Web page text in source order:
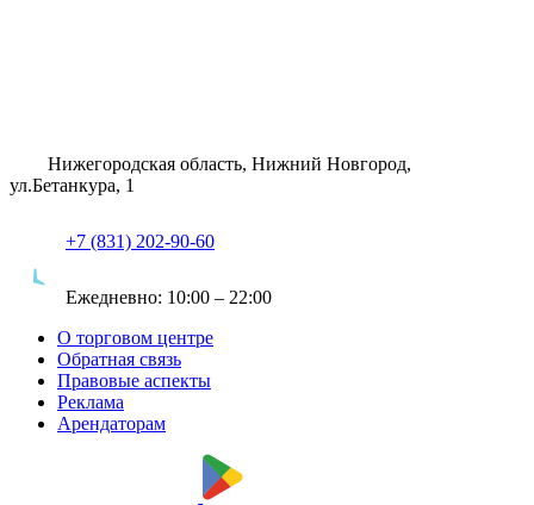
Нижегородская область, Нижний Новгород,
ул.Бетанкура, 1
+7 (831) 202-90-60
Ежедневно: 10:00 – 22:00
О торговом центре
Обратная связь
Правовые аспекты
Реклама
Арендаторам